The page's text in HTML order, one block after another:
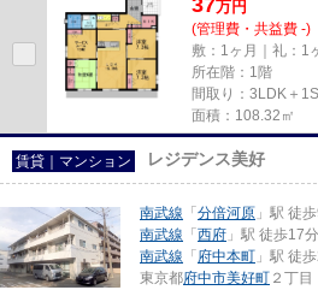
37万円
(管理費・共益費 -)
敷：1ヶ月｜礼：1
所在階：1階
間取り：3LDK＋
面積：108.32㎡
賃貸｜マンション レジデンス美好
南武線 「 分倍河原 」駅 徒
南武線 「 西府 」駅 徒歩17分
南武線 「 府中本町 」駅 徒
東京都府中市美好町 ２丁目